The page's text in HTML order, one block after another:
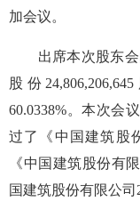
加会议。
出席本次股东会
股份
60.0338%。本次会
过了《中国建筑股
《中国建筑股份有
国建筑股份有限公司